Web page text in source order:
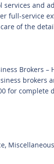
and
full-service
of the
Brokers
brokers
for complete
Miscellaneous